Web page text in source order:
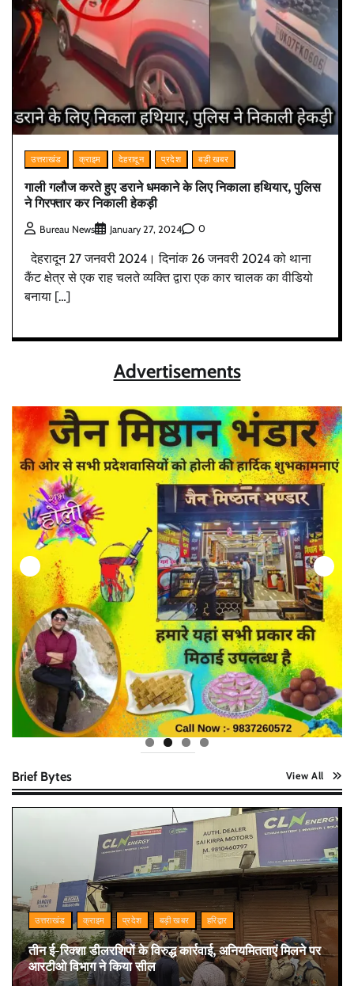
उत्तराखंड क्राइम देहरादून प्रदेश बड़ी खबर
गाली गलौज करते हुए डराने धमकाने के लिए निकाला हथियार, पुलिस
ने गिरफ्तार कर निकाली हेकड़ी
Bureau News January 27, 2024 0
देहरादून 27 जनवरी 2024। दिनांक 26 जनवरी 2024 को थाना
कैंट क्षेत्र से एक राह चलते व्यक्ति द्वारा एक कार चालक का वीडियो
बनाया […]
Advertisements
Brief Bytes View All
उत्तराखंड क्राइम प्रदेश बड़ी खबर हरिद्वार
तीन ई-रिक्शा डीलरशिपों के विरुद्ध कार्रवाई, अनियमितताएं मिलने पर
आरटीओ विभाग ने किया सील